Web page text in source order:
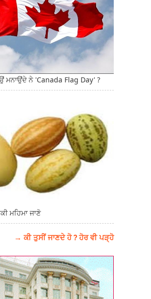
ਮਨਾਉਂਦੇ ਨੇ 'Canada Flag Day' ?
ਮਹਿਮਾ ਜਾਣੋ
→ ਕੀ ਤੁਸੀਂ ਜਾਣਦੇ ਹੋ ? ਹੋਰ ਵੀ ਪੜ੍ਹੋ